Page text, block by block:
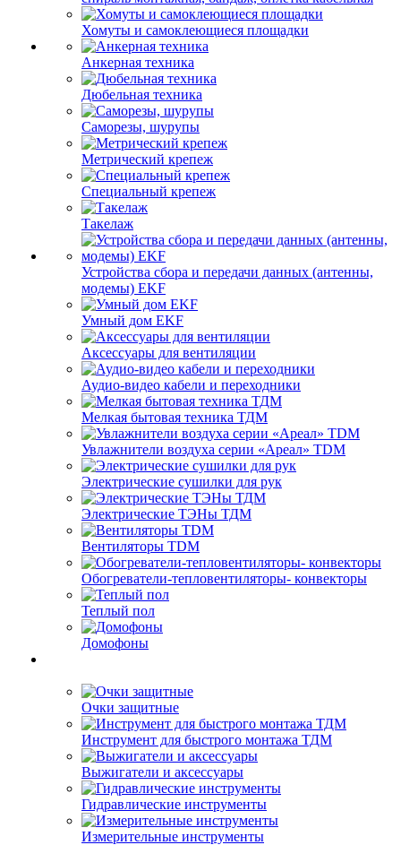
Хомуты и самоклеющиеся площадки
Анкерная техника
Дюбельная техника
Саморезы, шурупы
Метрический крепеж
Специальный крепеж
Такелаж
Устройства сбора и передачи данных (антенны,
модемы) EKF
Умный дом EKF
Аксессуары для вентиляции
Аудио-видео кабели и переходники
Мелкая бытовая техника ТДМ
Увлажнители воздуха серии «Ареал» TDM
Электрические сушилки для рук
Электрические ТЭНы ТДМ
Вентиляторы TDM
Обогреватели-тепловентиляторы- конвекторы
Теплый пол
Домофоны
Очки защитные
Инструмент для быстрого монтажа ТДМ
Выжигатели и аксессуары
Гидравлические инструменты
Измерительные инструменты